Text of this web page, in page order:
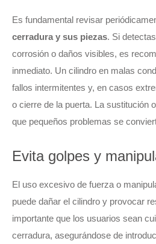
Es fundamental revisar
cerradura y sus piezas. Si
corrosión o daños visibles, es
inmediato. Un cilindro en malas
fallos intermitentes y, en casos
o cierre de la puerta. La sustitución
que pequeños problemas se
Evita golpes y
El uso excesivo de fuerza o
puede dañar el cilindro y provocar
importante que los usuarios sean
cerradura, asegurándose de